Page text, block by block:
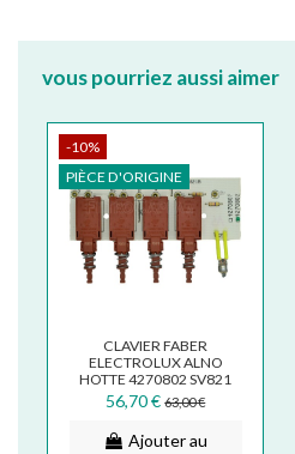
vous pourriez aussi aimer
-10%
PIÈCE D'ORIGINE
CLAVIER FABER
ELECTROLUX ALNO
HOTTE 4270802 SV821
133.0017.064
56,70 € 63,00 €
Ajouter au